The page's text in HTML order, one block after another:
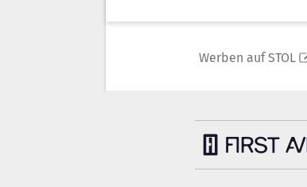
Werben auf STOL